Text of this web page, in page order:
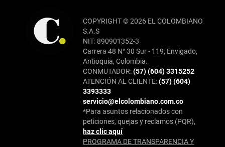
COPYRIGHT © 2026 EL COLOMBIANO
S.A.S
NIT: 890901352-3
Carrera 48 N° 30 Sur - 119, Envigado,
Antioquia, Colombia.
CONMUTADOR:(57) (604) 3315252
ATENCIÓN AL CLIENTE:(57) (604)
3393333
servicio@elcolombiano.com.co
*Para asuntos relacionados con
peticiones, quejas y reclamos (PQR),
haz clic aquí
PROGRAMA DE TRANSPARENCIA Y